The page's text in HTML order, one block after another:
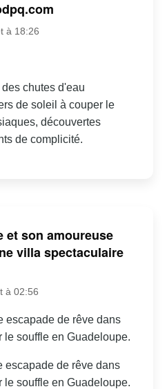
à 18:26
chutes d'eau
de soleil à couper le
découvertes
de complicité.
et son amoureuse
villa spectaculaire
à 02:56
escapade de rêve dans
le souffle en Guadeloupe.
escapade de rêve dans
le souffle en Guadeloupe.